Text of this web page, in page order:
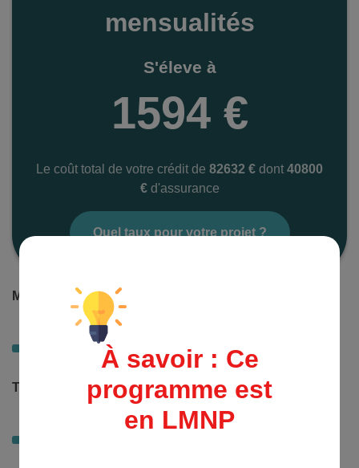
À savoir : Ce
programme est
en LMNP
mensualités
S'éleve à
1594 €
Le coût total de votre crédit de 82632 € dont 40800
€d'assurance
Quel taux pour votre projet ?
Montant d'achat
300000 €
Taux d'intérêt (%)